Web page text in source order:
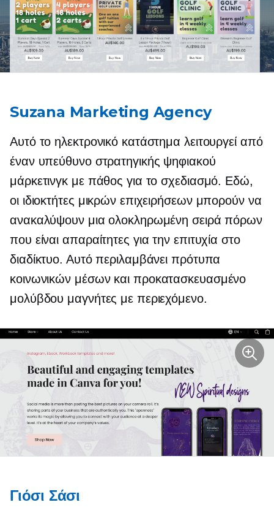
Suzana Marketing Agency
Αυτό το ηλεκτρονικό κατάστημα λειτουργεί από
έναν υπεύθυνο στρατηγικής ψηφιακού
μάρκετινγκ με πάθος για το σχεδιασμό. Εδώ,
οι ιδιοκτήτες μικρών επιχειρήσεων μπορούν να
ανακαλύψουν μια ολοκληρωμένη σειρά πόρων
που είναι απαραίτητες για την επιτυχία στο
διαδίκτυο. Αυτό περιλαμβάνει πρότυπα
κοινωνικών μέσων και προκατασκευασμένο
μολύβδου μαγνήτες με περιεχόμενο.
Γιόσι Σάσι